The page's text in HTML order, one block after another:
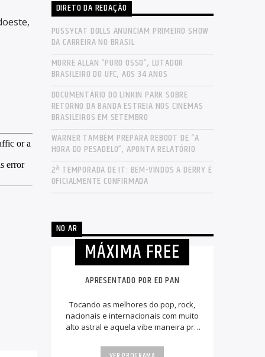
DIRETO DA REDAÇÃO
PUSSYCAT DOLLS ANUNCIAM PRIMEIRO SHOW
DA CARREIRA NO BRASIL
MORRE ALLAN “PURO OSSO”, LUTADOR
BRASILEIRO DO UFC, AOS 34 ANOS
DOCUMENTÁRIO DO LINKIN PARK SOBRE
RETORNO DA BANDA ESTREIA NOS CINEMAS
BRASILEIROS EM SETEMBRO
WARNER TAMBÉM PREPARA REBOOT DE “A
HORA DO PESADELO”, APONTA RELATÓRIO
2ª TEMPORADA DE IT: BEM-VINDOS A DERRY É
OFICIALMENTE CONFIRMADA
NO AR
MÁXIMA FREE
APRESENTADO POR ED PAN
Tocando as melhores do pop, rock,
nacionais e internacionais com muito
alto astral e aquela vibe maneira pra